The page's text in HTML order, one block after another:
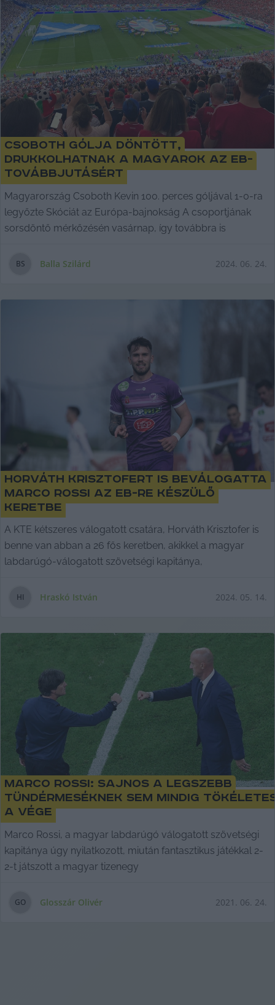
Csoboth gólja döntött,
drukkolhatnak a magyarok az Eb-
továbbjutásért
Magyarország Csoboth Kevin 100. perces góljával 1-0-ra
legyőzte Skóciát az Európa-bajnokság A csoportjának
sorsdöntő mérkőzésén vasárnap, így továbbra is
BS Balla Szilárd 2024. 06. 24.
Horváth Krisztofert is beválogatta
Marco Rossi az Eb-re készülő
keretbe
A KTE kétszeres válogatott csatára, Horváth Krisztofer is
benne van abban a 26 fős keretben, akikkel a magyar
labdarúgó-válogatott szövetségi kapitánya,
HI Hraskó István 2024. 05. 14.
Marco Rossi: sajnos a legszebb
tündérmeséknek sem mindig
a vége
Marco Rossi, a magyar labdarúgó válogatott szövetségi
kapitánya úgy nyilatkozott, miután fantasztikus játékkal 2-
2-t játszott a magyar tizenegy
GO Glosszár Olivér 2021. 06. 24.